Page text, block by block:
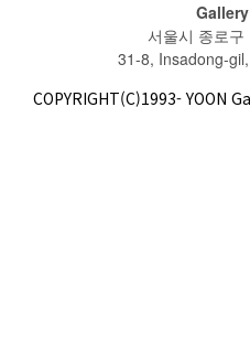
서울시 종로
31-8, Insadong-
COPYRIGHT(C)1993- YOON